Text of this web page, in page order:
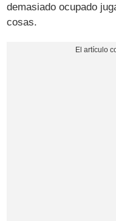
demasiado ocupado
cosas.